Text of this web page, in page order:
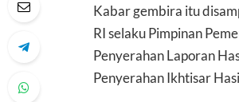
Kabar gembira itu
RI selaku Pimpinan
Penyerahan Laporan
Penyerahan Ikhtisar